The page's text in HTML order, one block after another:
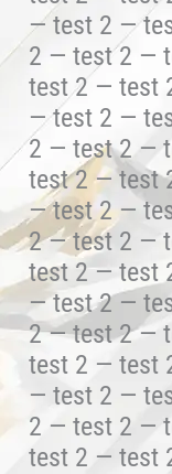
— test 2 —
2 — test 2 —
test 2 — test
— test 2 —
2 — test 2 —
test 2 — test
— test 2 —
2 — test 2 —
test 2 — test
— test 2 —
2 — test 2 —
test 2 — test
— test 2 —
2 — test 2 —
test 2 — test